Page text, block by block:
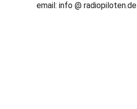
email: info @ radiopiloten.de